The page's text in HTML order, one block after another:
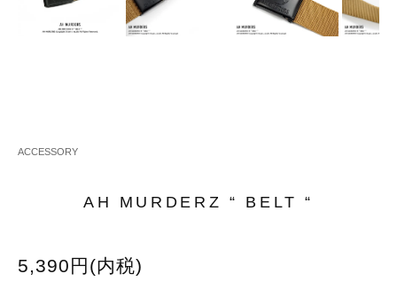
ACCESSORY
AH MURDERZ “ BELT “
5,390円(内税)